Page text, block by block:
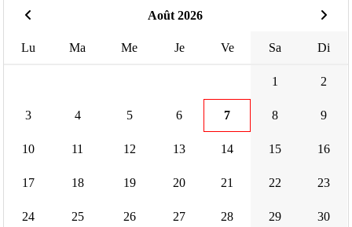
Août 2026
Lu Ma Me Je Ve Sa Di
1 2
3 4 5 6 7 8 9
10 11 12 13 14 15 16
17 18 19 20 21 22 23
24 25 26 27 28 29 30